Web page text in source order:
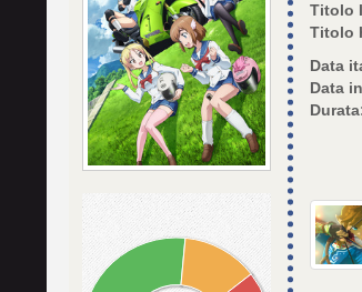
Titolo
Titolo
Data
Data